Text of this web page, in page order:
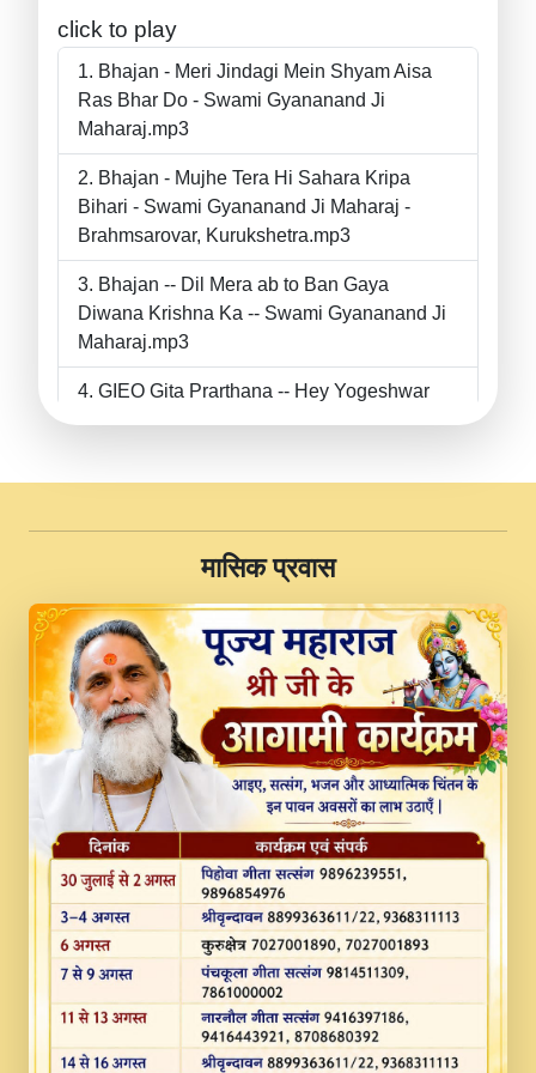
click to play
Bhajan - Meri Jindagi Mein Shyam Aisa
Ras Bhar Do - Swami Gyananand Ji
Maharaj.mp3
Bhajan - Mujhe Tera Hi Sahara Kripa
Bihari - Swami Gyananand Ji Maharaj -
Brahmsarovar, Kurukshetra.mp3
Bhajan -- Dil Mera ab to Ban Gaya
Diwana Krishna Ka -- Swami Gyananand Ji
Maharaj.mp3
GIEO Gita Prarthana -- Hey Yogeshwar
II Swami Gyananand Ji Maharaj.mp3
JINU SATGURU AAP BULAVE by Rasik
Pawan ji 20-11-19 Sankirtan At VEER JI
PRABHU KUTEER CHANNEL.mp3
Kina Sohna Tera Bhawan Sajaya Mata
Vaishno Devi Aarti Mata Rani Bhajan By
Lakhwinder Wadali Ji.mp3
MERE MANN VICH KANTH KALER
NEW PUNAJBI DEVOTIONAL SONG 2017
FULL VIDEO HD.mp3
Na To Roop Hai Bindu Ji Maharaj Pad - A
Divine Bhajan by Shri Indresh Ji
#BhaktiPath.mp3
Radha Rani Ki Kirpa Best Devotional
Song By Chitra Vichitra.mp3
​मासिक प्रवास